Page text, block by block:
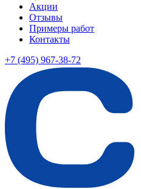
Акции
Отзывы
Примеры работ
Контакты
+7 (495) 967-38-72